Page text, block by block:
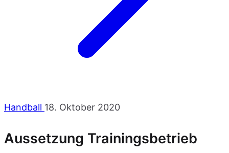
Handball 18. Oktober 2020
Aussetzung Trainingsbetrieb